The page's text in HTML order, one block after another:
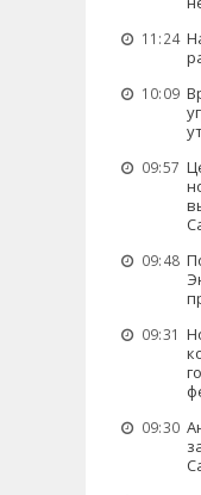
11:24
10:09
09:57
09:48
09:31
09:30